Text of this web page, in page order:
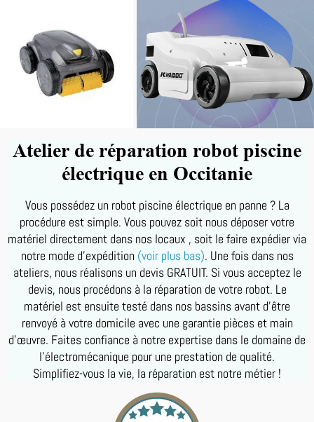
Atelier de réparation robot piscine
électrique en Occitanie
Vous possédez un robot piscine électrique en panne ? La
procédure est simple. Vous pouvez soit nous déposer votre
matériel directement dans nos locaux , soit le faire expédier via
notre mode d'expédition (voir plus bas). Une fois dans nos
ateliers, nous réalisons un devis GRATUIT. Si vous acceptez le
devis, nous procédons à la réparation de votre robot. Le
matériel est ensuite testé dans nos bassins avant d'être
renvoyé à votre domicile avec une garantie pièces et main
d’œuvre. Faites confiance à notre expertise dans le domaine de
l’électromécanique pour une prestation de qualité.
Simplifiez-vous la vie, la réparation est notre métier !